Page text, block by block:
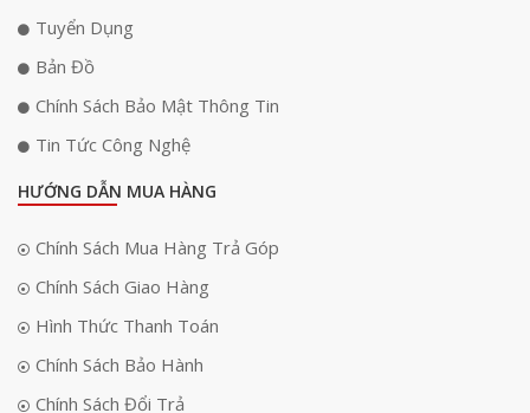
Tuyển Dụng
Bản Đồ
Chính Sách Bảo Mật Thông Tin
Tin Tức Công Nghệ
HƯỚNG DẪN MUA HÀNG
Chính Sách Mua Hàng Trả Góp
Chính Sách Giao Hàng
Hình Thức Thanh Toán
Chính Sách Bảo Hành
Chính Sách Đổi Trả